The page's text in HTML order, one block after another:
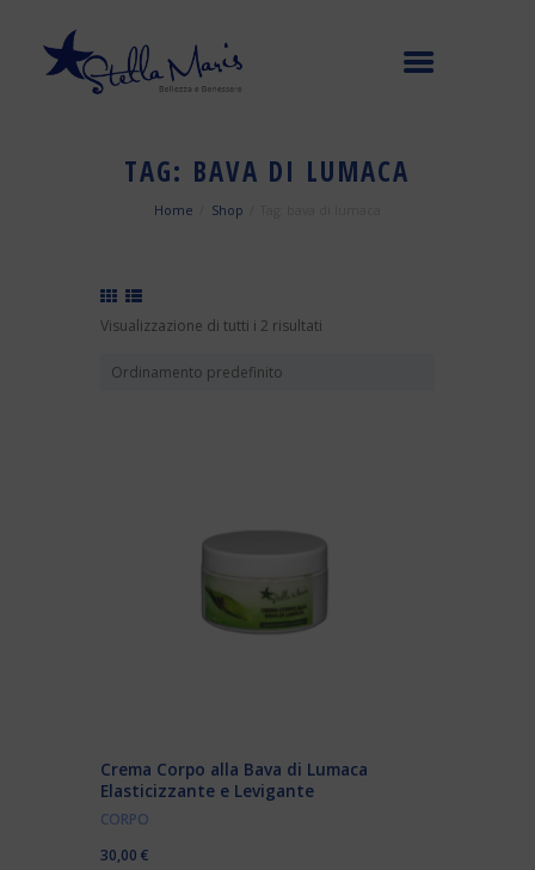
TAG: BAVA DI LUMACA
Home Shop
Visualizzazione di tutti i 2 risultati
Crema Corpo alla Bava di Lumaca
Elasticizzante e Levigante
CORPO
30,00 €